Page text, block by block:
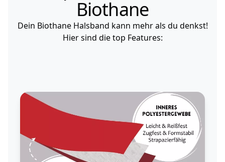
Biothane
Dein Biothane Halsband kann mehr als du denkst!
Hier sind die top Features: